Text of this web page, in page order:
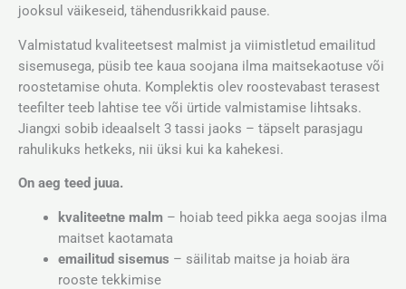
jooksul väikeseid, tähendusrikkaid pause.
Valmistatud kvaliteetsest malmist ja viimistletud emailitud
sisemusega, püsib tee kaua soojana ilma maitsekaotuse või
roostetamise ohuta. Komplektis olev roostevabast terasest
teefilter teeb lahtise tee või ürtide valmistamise lihtsaks.
Jiangxi sobib ideaalselt 3 tassi jaoks – täpselt parasjagu
rahulikuks hetkeks, nii üksi kui ka kahekesi.
On aeg teed juua.
kvaliteetne malm – hoiab teed pikka aega soojas ilma
maitset kaotamata
emailitud sisemus – säilitab maitse ja hoiab ära
rooste tekkimise